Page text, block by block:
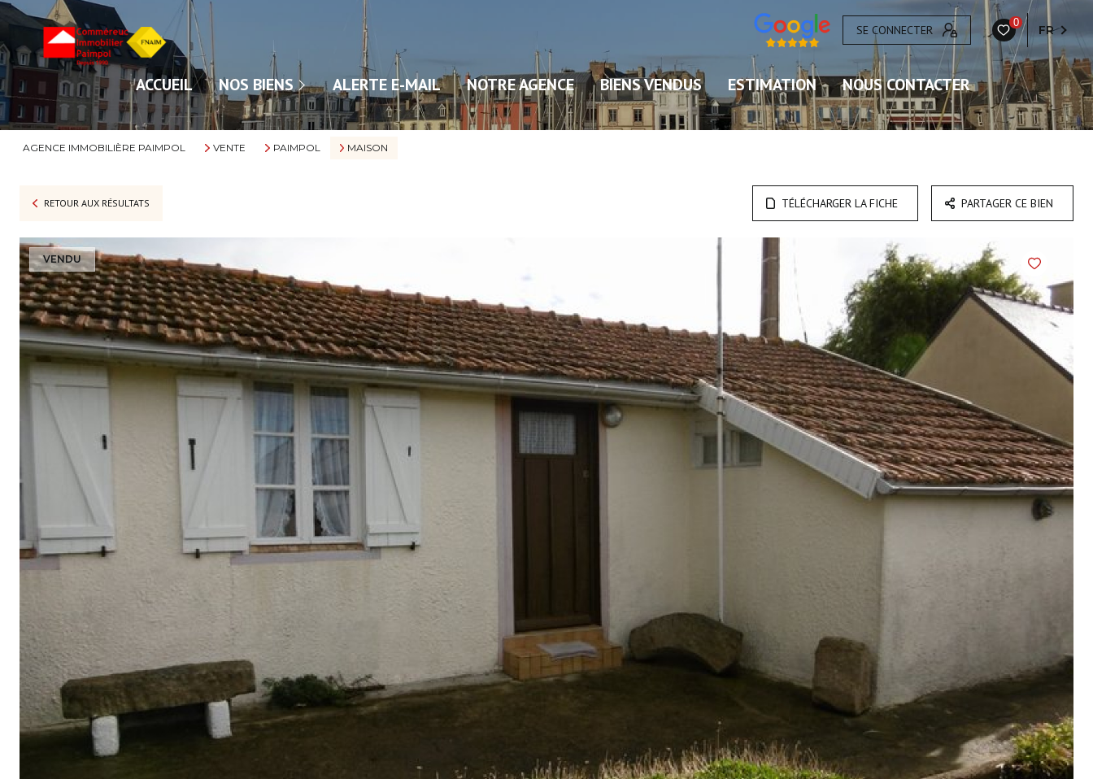
SE CONNECTER
0
FR
ACCUEIL NOS BIENS
NOS VENTES
NOS LOCATIONS
ALERTE E-MAIL NOTRE AGENCE BIENS VENDUS ESTIMATION NOUS CONTACTER
AGENCE IMMOBILIÈRE PAIMPOL VENTE PAIMPOL MAISON
RETOUR AUX RÉSULTATS TÉLÉCHARGER LA FICHE PARTAGER CE BIEN
VENDU